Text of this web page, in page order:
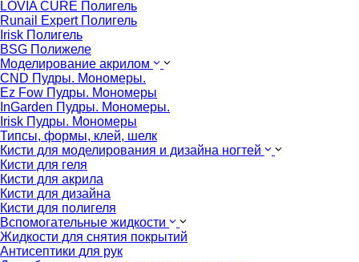
LOVIA CURE Полигель
Runail Expert Полигель
Irisk Полигель
BSG Полижеле
Моделирование акрилом
CND Пудры. Мономеры.
Ez Fow Пудры. Мономеры
InGarden Пудры. Мономеры.
Irisk Пудры. Мономеры
Типсы, формы, клей, шелк
Кисти для моделирования и дизайна ногтей
Кисти для геля
Кисти для акрила
Кисти для дизайна
Кисти для полигеля
Вспомогательные жидкости
Жидкости для снятия покрытий
Антисептики для рук